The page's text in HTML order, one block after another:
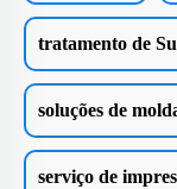
tratamento de
soluções de
serviço de